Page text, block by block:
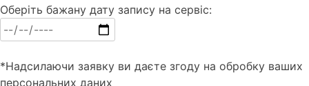
Оберіть бажану дату запису на сервіс:
*Надсилаючи заявку ви даєте згоду на обробку ваших
персональних даних